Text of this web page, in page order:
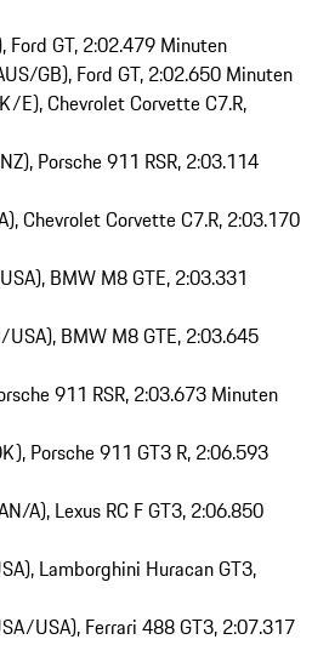
GT, 2:02.479 Minuten
GB), Ford GT, 2:02.650 Minuten
E), Chevrolet Corvette C7.R,
Porsche 911 RSR, 2:03.114
Chevrolet Corvette C7.R, 2:03.170
BMW M8 GTE, 2:03.331
BMW M8 GTE, 2:03.645
911 RSR, 2:03.673 Minuten
Porsche 911 GT3 R, 2:06.593
A), Lexus RC F GT3, 2:06.850
Lamborghini Huracan GT3,
USA), Ferrari 488 GT3, 2:07.317